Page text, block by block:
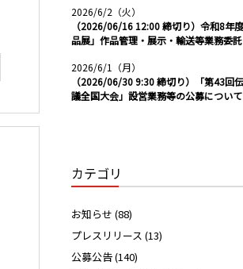
2026/6/2（火）
（2026/06/16 12:00 締切り）令和8年
品展」作品管理・展示・輸送等業務委託
2026/6/1（月）
（2026/06/30 9:30 締切り）「第43回
議全国大会」設営業務等の公募について
カテゴリ
お知らせ (88)
プレスリリース (13)
公募公告 (140)